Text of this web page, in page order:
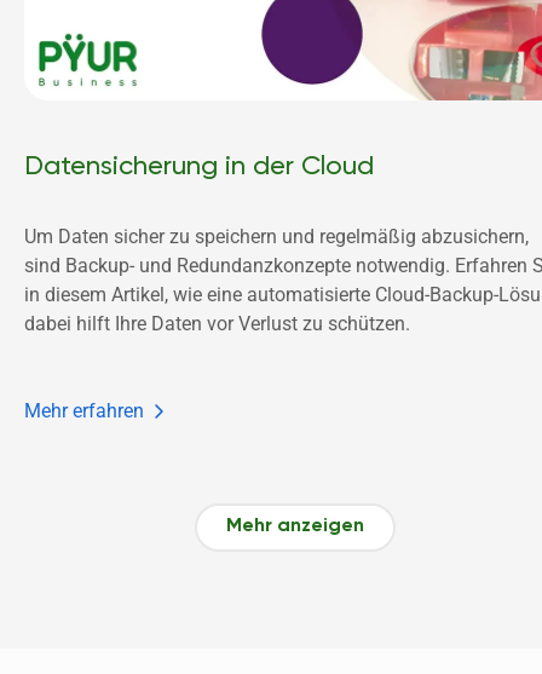
Datensicherung in der Cloud
Um Daten sicher zu speichern und regelmäßig abzusichern,
sind Backup- und Redundanzkonzepte notwendig. Erfahren
in diesem Artikel, wie eine automatisierte Cloud-Backup-
dabei hilft Ihre Daten vor Verlust zu schützen.
Mehr erfahren
Mehr anzeigen